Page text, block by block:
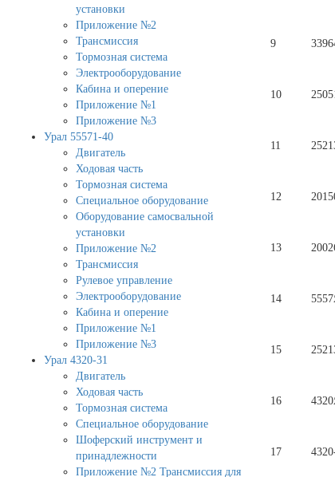
установки
Приложение №2
Трансмиссия
Тормозная система
Электрооборудование
Кабина и оперение
Приложение №1
Приложение №3
Урал 55571-40
Двигатель
Ходовая часть
Тормозная система
Специальное оборудование
Оборудование самосвальной
установки
Приложение №2
Трансмиссия
Рулевое управление
Электрооборудование
Кабина и оперение
Приложение №1
Приложение №3
Урал 4320-31
Двигатель
Ходовая часть
Тормозная система
Специальное оборудование
Шоферский инструмент и
принадлежности
Приложение №2 Трансмиссия для
9
10
11
12
13
14
15
16
17